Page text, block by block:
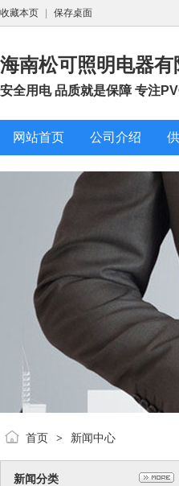
收藏本页 保存桌面
海南松可照明电器有
安全用电 品质就是保障 专注
网站首页 公司介绍
首页 > 新闻中心
新闻分类